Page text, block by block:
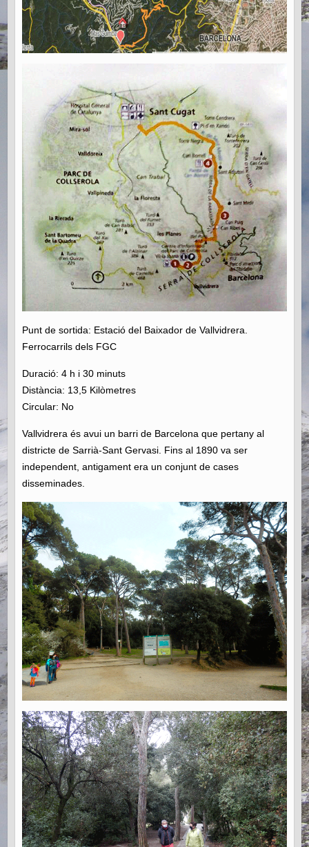
Punt de sortida: Estació del Baixador de Vallvidrera.
Ferrocarrils dels FGC
Duració: 4 h i 30 minuts
Distància: 13,5 Kilòmetres
Circular: No
Vallvidrera és avui un barri de Barcelona que pertany al
districte de Sarrià-Sant Gervasi. Fins al 1890 va ser
independent, antigament era un conjunt de cases
disseminades.